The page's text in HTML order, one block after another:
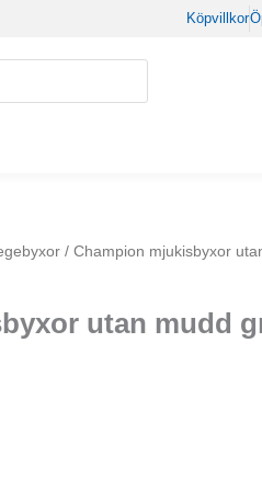
Köpvillkor
/ Champion mjukisbyxor
utan mudd